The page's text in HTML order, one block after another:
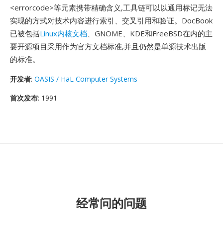
<errorcode>等元素携带精确含义,工具链可以以通用标记无法
实现的方式对技术内容进行索引、交叉引用和验证。DocBook
已被包括Linux内核文档、GNOME、KDE和FreeBSD在内的主
要开源项目采用作为官方文档标准,并且仍然是单源技术出版
的标准。
开发者: OASIS / HaL Computer Systems
首次发布: 1991
经常问的问题